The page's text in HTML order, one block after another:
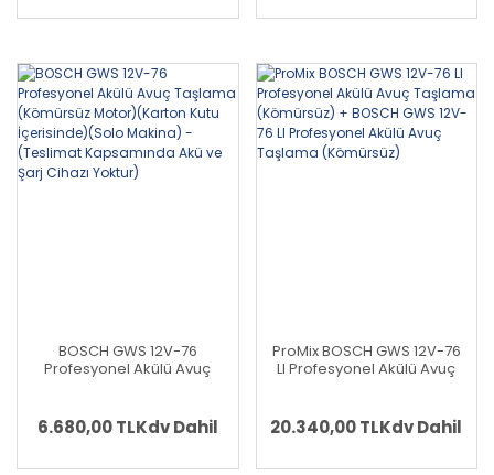
BOSCH GWS 12V-76
Profesyonel Akülü Avuç
(Solo Makina) - (Teslimat
Kapsamında Akü ve Şarj
6.680,00 TLKdv Dahil
ProMix BOSCH GWS 12V-76
LI Profesyonel Akülü Avuç
Profesyonel Akülü Avuç
Taşlama (Kömürsüz)
20.340,00 TLKdv Dahil